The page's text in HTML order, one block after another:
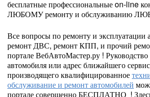
бесплатные профессиональные on-line
ЛЮБОМУ ремонту и обслуживанию
Все вопросы по ремонту и эксплуатации
ремонт ДВС, ремонт КПП, и прочий
портале ВебАвтоМастер.ру !
автомобиля или адрес ближайшего
производящего квалифицированное
обслуживание и ремонт автомобилей
портале совершенно БЕСПЛАТНО !